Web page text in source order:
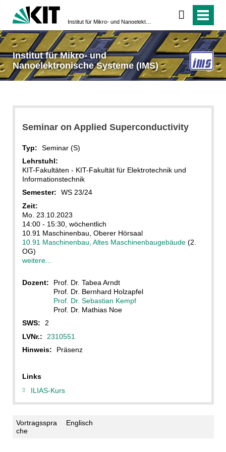
Institut für Mikro- und
Nanoelektronische Systeme (IMS)
Seminar on Applied Superconductivity
Typ:
Seminar (S)
Lehrstuhl:
KIT-Fakultäten - KIT-Fakultät für Elektrotechnik und
Informationstechnik
Semester:
WS 23/24
Zeit:
Mo. 23.10.2023
14:00 - 15:30, wöchentlich
10.91 Maschinenbau, Oberer Hörsaal
10.91 Maschinenbau, Altes Maschinenbaugebäude(2.
OG)
weitere...
Dozent:
Prof. Dr. Tabea Arndt
Prof. Dr. Bernhard Holzapfel
Prof. Dr. Sebastian Kempf
Prof. Dr. Mathias Noe
SWS:
2
LVNr.:
2310551
Hinweis:
Präsenz
Links
ILIAS-Kurs
Vortragsspra
che
Englisch